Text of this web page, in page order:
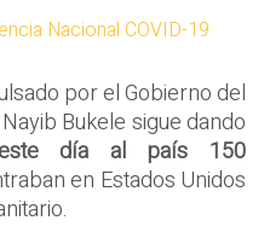
Nacional COVID-19
por el Gobierno del
Bukele sigue dando
día al país 150
en Estados Unidos